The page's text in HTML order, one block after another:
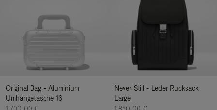
Original Bag – Aluminium
Umhängetasche 16
Never Still - Leder Rucksack
Large